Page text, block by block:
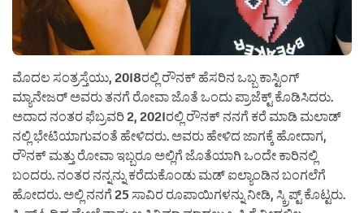
ಮೊದಲ ಸಂತ್ರಸ್ತೆಯು, 2018ರಲ್ಲಿ ರೌನಕ್ ಹೆಸರಿನ ಒಬ್ಬ ಕಾಸ್ಟಿಂಗ್
ಮ್ಯಾನೇಜರ್ ಅವರು ತನಗೆ ರೋವಾ ಜೊತೆ ಒಂದು ಪ್ರಾಜೆಕ್ಟ್ ಕೊಡಿಸಿದರು.
ಅದಾದ ನಂತರ ಫೆಬ್ರವರಿ 2, 2021ರಲ್ಲಿ ರೌನಕ್ ನನಗೆ ಕರೆ ಮಾಡಿ ಮಲಾಡ್
ನಲ್ಲಿ ಭೇಟಿಯಾಗುವಂತೆ ಹೇಳಿದರು. ಅವರು ಹೇಳಿದ ಜಾಗಕ್ಕೆ ಹೋದಾಗ,
ರೌನಕ್ ಮತ್ತು ರೋವಾ ಇಬ್ಬರೂ ಅಲ್ಲಿಗೆ ಜೊತೆಯಾಗಿ ಒಂದೇ ಕಾರಿನಲ್ಲಿ
ಬಂದರು. ನಂತರ ನನ್ನನ್ನು ಕರೆದುಕೊಂಡು ಮಡ್ ಐಲ್ಯಾಂಡಿನ ಬಂಗಲೆಗೆ
ಹೋದರು. ಅಲ್ಲಿ ನನಗೆ 25 ಸಾವಿರ ರೂಪಾಯಿಗಳನ್ನು ನೀಡಿ, ಸ್ಕ್ರಿಪ್ಟ್ ಕೊಟ್ಟರು.